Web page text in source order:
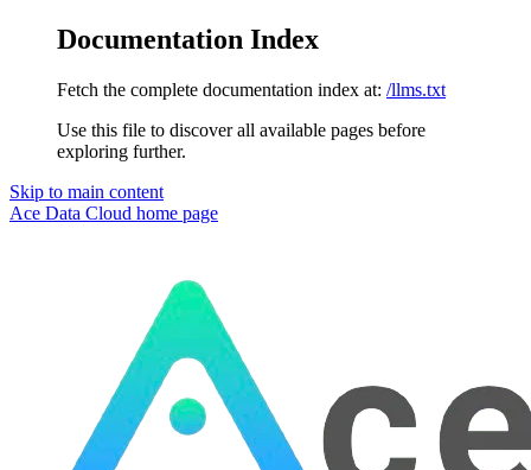
Documentation Index
Fetch the complete documentation index at: /llms.txt
Use this file to discover all available pages before
exploring further.
Skip to main content
Ace Data Cloud home page